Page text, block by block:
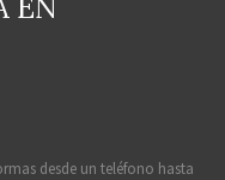
EN
desde un teléfono hasta